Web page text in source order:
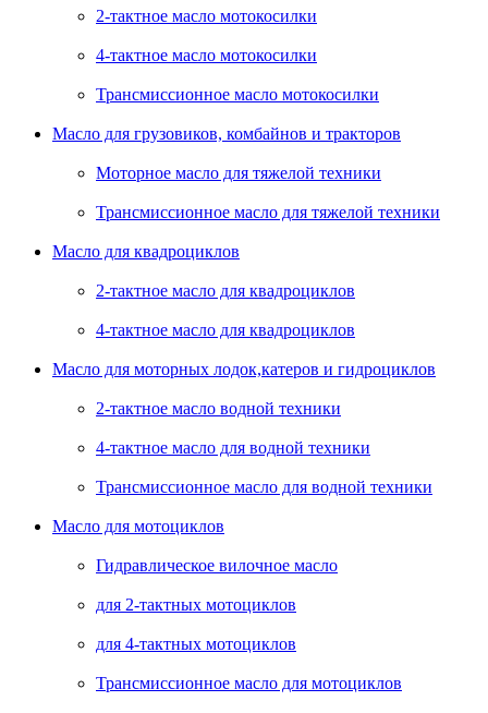
2-тактное масло мотокосилки
4-тактное масло мотокосилки
Трансмиссионное масло мотокосилки
Масло для грузовиков, комбайнов и тракторов
Моторное масло для тяжелой техники
Трансмиссионное масло для тяжелой техники
Масло для квадроциклов
2-тактное масло для квадроциклов
4-тактное масло для квадроциклов
Масло для моторных лодок,катеров и гидроциклов
2-тактное масло водной техники
4-тактное масло для водной техники
Трансмиссионное масло для водной техники
Масло для мотоциклов
Гидравлическое вилочное масло
для 2-тактных мотоциклов
для 4-тактных мотоциклов
Трансмиссионное масло для мотоциклов